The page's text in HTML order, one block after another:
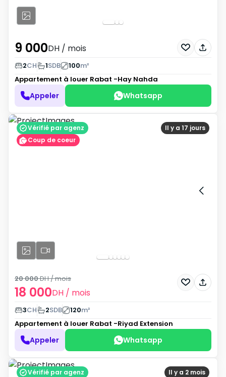
9 000DH / mois
2CH 1SDB 100m²
Appartement à louer Rabat -Hay Nahda
Appeler Whatsapp
Il y a 17 jours
Vérifié par agenz
Coup de coeur
18 000DH / mois
20 000DH/ mois
3CH 2SDB 120m²
Appartement à louer Rabat -Riyad Extension
Appeler Whatsapp
Il y a 2 mois
Vérifié par agenz